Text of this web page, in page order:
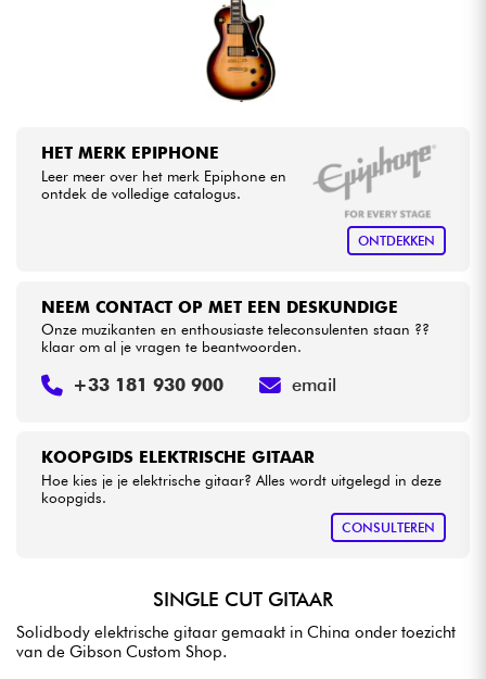
HET MERK EPIPHONE
Leer meer over het merk Epiphone en
ontdek de volledige catalogus.
ONTDEKKEN
KOOPGIDS ELEKTRISCHE GITAAR
Hoe kies je je elektrische gitaar? Alles wordt uitgelegd in deze
koopgids.
CONSULTEREN
NEEM CONTACT OP MET EEN DESKUNDIGE
Onze muzikanten en enthousiaste teleconsulenten staan ??
klaar om al je vragen te beantwoorden.
+33 181 930 900 email
SINGLE CUT GITAAR
Solidbody elektrische gitaar gemaakt in China onder toezicht
van de Gibson Custom Shop.